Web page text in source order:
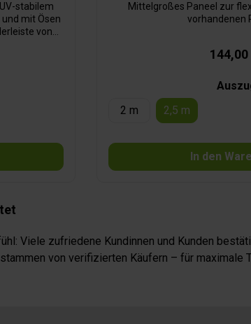
stabilem
mit Ösen
von
Inklusive
Mittelgroßes Paneel zur
vorhandenen
2 m
2,5 m
In den
Viele zufriedene Kundinnen und Kunden
von verifizierten Käufern – für maximale